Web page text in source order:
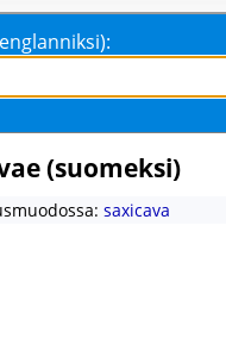
(suomeksi)
saxicava